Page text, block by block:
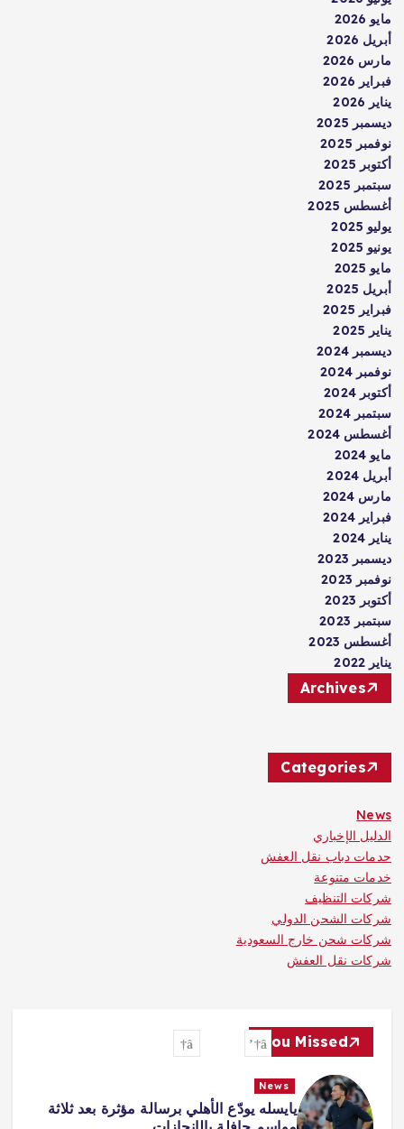
مايو 2026
أبريل 2026
مارس 2026
فبراير 2026
يناير 2026
ديسمبر 2025
نوفمبر 2025
أكتوبر 2025
سبتمبر 2025
أغسطس 2025
يوليو 2025
يونيو 2025
مايو 2025
أبريل 2025
فبراير 2025
يناير 2025
ديسمبر 2024
نوفمبر 2024
أكتوبر 2024
سبتمبر 2024
أغسطس 2024
مايو 2024
أبريل 2024
مارس 2024
فبراير 2024
يناير 2024
ديسمبر 2023
نوفمبر 2023
أكتوبر 2023
سبتمبر 2023
أغسطس 2023
يناير 2022
Archives
Categories
News
الدليل الإخباري
حدمات دباب نقل العفش
خدمات متنوعة
شركات التنظيف
شركات الشحن الدولي
شركات شحن خارج السعودية
شركات نقل العفش
You Missed
News
«صفقة القرن» و«الملك المصري»…